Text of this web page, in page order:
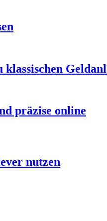
präzise online
nutzen